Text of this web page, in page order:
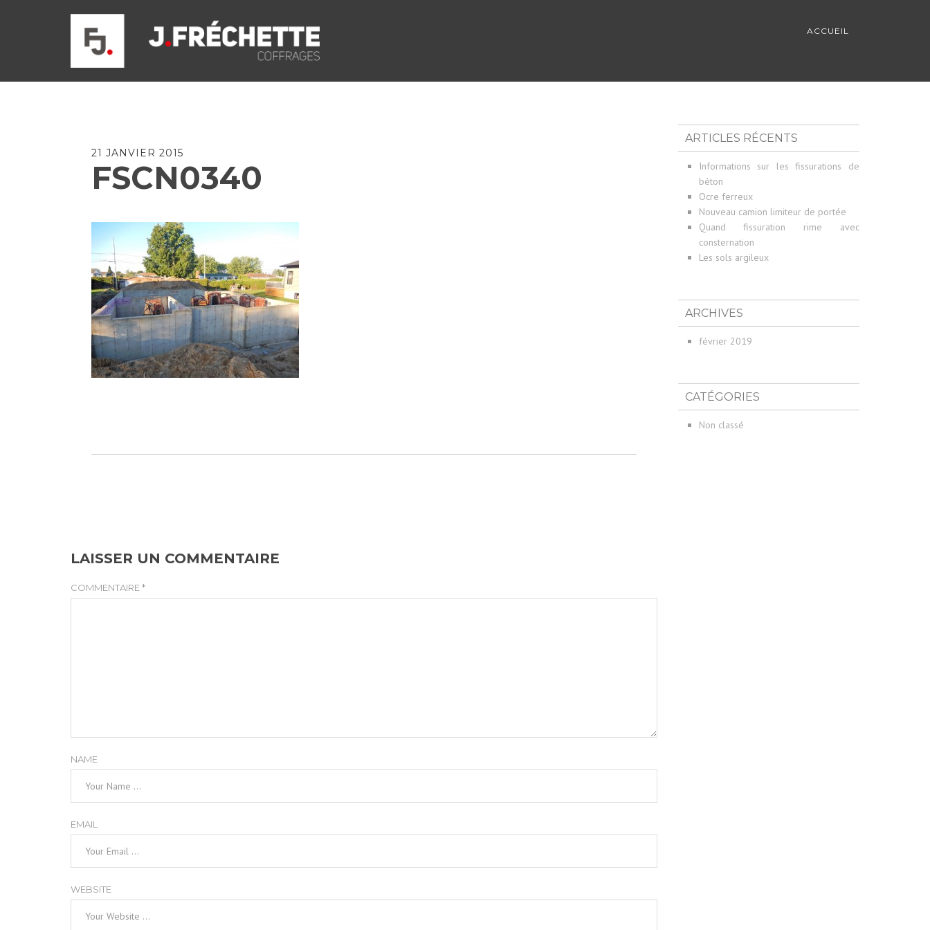
ACCUEIL
21 JANVIER 2015
FSCN0340
LAISSER UN COMMENTAIRE
COMMENTAIRE *
NAME
EMAIL
WEBSITE
ARTICLES RÉCENTS
Informations sur les fissurations de
béton
Ocre ferreux
Nouveau camion limiteur de portée
Quand fissuration rime avec
consternation
Les sols argileux
ARCHIVES
février 2019
CATÉGORIES
Non classé